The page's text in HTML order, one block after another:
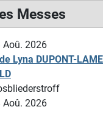
Messes
Aoû. 2026
Lyna DUPONT-
Aoû. 2026